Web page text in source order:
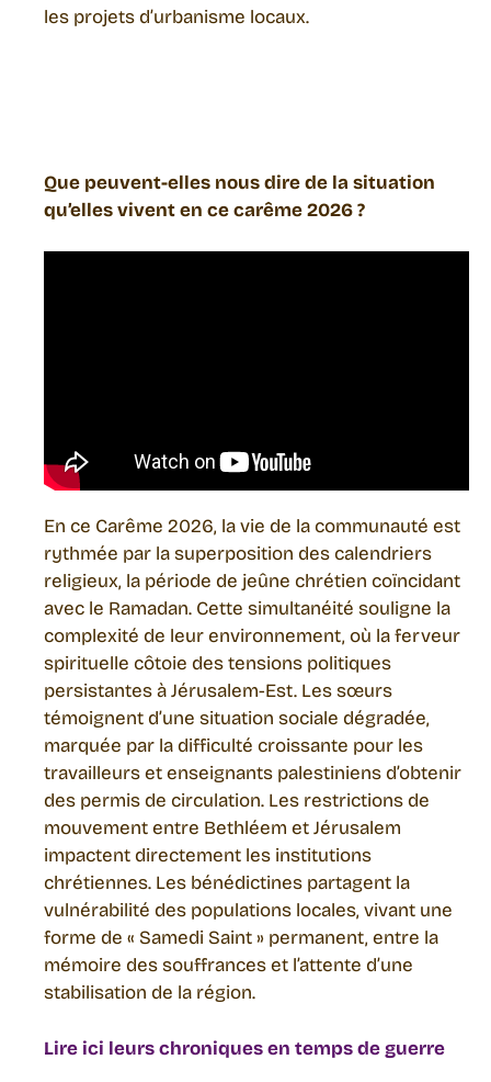
les projets d’urbanisme locaux.
Que peuvent-elles nous dire de la situation
qu’elles vivent en ce carême 2026 ?
En ce Carême 2026, la vie de la communauté est
rythmée par la superposition des calendriers
religieux, la période de jeûne chrétien coïncidant
avec le Ramadan. Cette simultanéité souligne la
complexité de leur environnement, où la ferveur
spirituelle côtoie des tensions politiques
persistantes à Jérusalem-Est. Les sœurs
témoignent d’une situation sociale dégradée,
marquée par la difficulté croissante pour les
travailleurs et enseignants palestiniens d’obtenir
des permis de circulation. Les restrictions de
mouvement entre Bethléem et Jérusalem
impactent directement les institutions
chrétiennes. Les bénédictines partagent la
vulnérabilité des populations locales, vivant une
forme de « Samedi Saint » permanent, entre la
mémoire des souffrances et l’attente d’une
stabilisation de la région.
Lire ici leurs chroniques en temps de guerre